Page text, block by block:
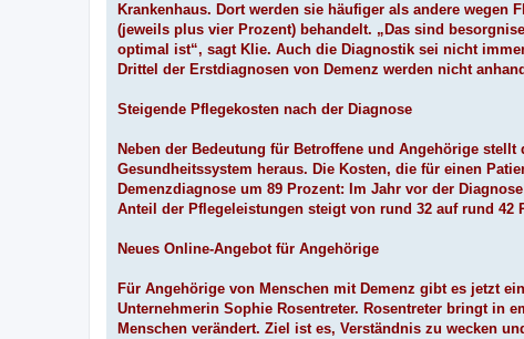
Krankenhaus. Dort werden sie häufiger als andere
(jeweils plus vier Prozent) behandelt. „Das sind
optimal ist“, sagt Klie. Auch die Diagnostik sei nicht
Drittel der Erstdiagnosen von Demenz werden nicht
Steigende Pflegekosten nach der Diagnose
Neben der Bedeutung für Betroffene und Angehörige
Gesundheitssystem heraus. Die Kosten, die für einen
Demenzdiagnose um 89 Prozent: Im Jahr vor der
Anteil der Pflegeleistungen steigt von rund 32 auf rund 42
Neues Online-Angebot für Angehörige
Für Angehörige von Menschen mit Demenz gibt es jetzt
Unternehmerin Sophie Rosentreter. Rosentreter bringt in
Menschen verändert. Ziel ist es, Verständnis zu wecken